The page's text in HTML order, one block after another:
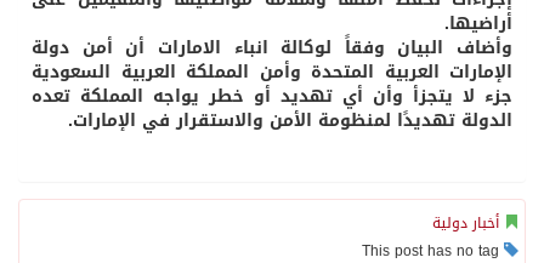
أراضيها.
وأضاف البيان وفقاً لوكالة انباء الامارات أن أمن دولة
الإمارات العربية المتحدة وأمن المملكة العربية السعودية
جزء لا يتجزأ وأن أي تهديد أو خطر يواجه المملكة تعده
الدولة تهديدًا لمنظومة الأمن والاستقرار في الإمارات.
أخبار دولية